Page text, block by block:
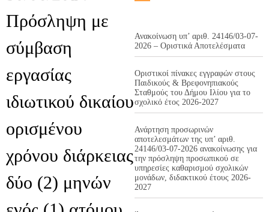
Πρόσληψη με
σύμβαση
εργασίας
ιδιωτικού δικαίου
ορισμένου
χρόνου διάρκειας
δύο (2) μηνών
Ανακοίνωση υπ’ αριθ. 24146/03-07-
2026 – Οριστικά Αποτελέσματα
Οριστικοί πίνακες εγγραφών στους
Παιδικούς & Βρεφονηπιακούς
Σταθμούς του Δήμου Ιλίου για το
σχολικό έτος 2026-2027
Ανάρτηση προσωρινών
αποτελεσμάτων της υπ’ αριθ.
24146/03-07-2026 ανακοίνωσης για
την πρόσληψη προσωπικού σε
υπηρεσίες καθαρισμού σχολικών
μονάδων, διδακτικού έτους 2026-
2027